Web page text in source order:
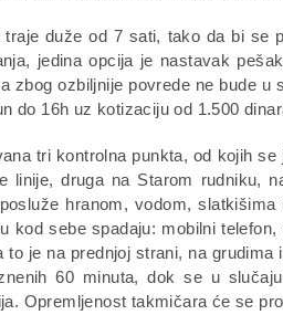
traje duže od 7 sati, tako da bi
jedina opcija je nastavak
zbog ozbiljnije povrede ne bude
do 16h uz kotizaciju od 1.500
tri kontrolna punkta, od kojih
linije, druga na Starom rudniku,
hranom, vodom,
kod sebe spadaju: mobilni
to je na prednjoj strani, na
60 minuta, dok se u
Opremljenost takmičara će se